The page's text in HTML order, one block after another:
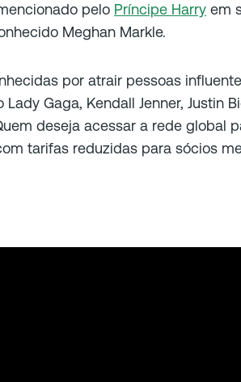
pelo Príncipe Harry em
Meghan Markle.
por atrair pessoas
Gaga, Kendall Jenner, Justin
deseja acessar a rede global
tarifas reduzidas para sócios